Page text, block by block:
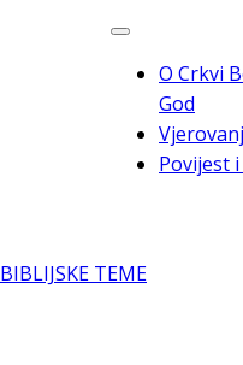
O Crkvi
God
Povijest
BIBLIJSKE TEME